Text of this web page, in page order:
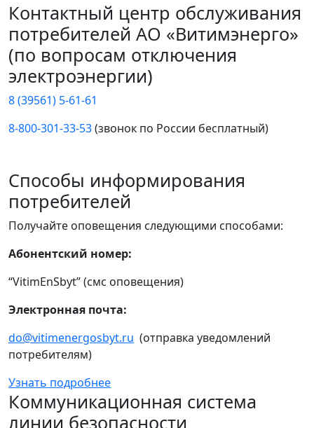
Контактный центр обслуживания
потребителей АО «Витимэнерго»
(по вопросам отключения
электроэнергии)
8 (39561) 5-61-61
8-800-301-33-53(звонок по России бесплатный)
Способы информирования
потребителей
Получайте оповещения следующими способами:
Абонентский номер:
“VitimEnSbyt” (смс оповещения)
Электронная почта:
do@vitimenergosbyt.ru (отправка уведомлений
потребителям)
Узнать подробнее
Коммуникационная система
линии безопасности